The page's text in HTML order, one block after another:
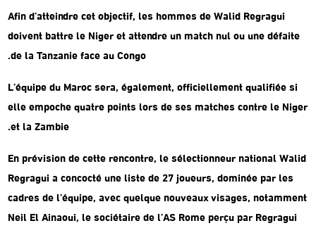
Afin d’atteindre cet objectif, les hommes de Walid Regragui
doivent battre le Niger et attendre un match nul ou une défaite
de la Tanzanie face au Congo.
L’équipe du Maroc sera, également, officiellement qualifiée si
elle empoche quatre points lors de ses matches contre le Niger
et la Zambie.
En prévision de cette rencontre, le sélectionneur national Walid
Regragui a concocté une liste de 27 joueurs, dominée par les
cadres de l’équipe, avec quelque nouveaux visages, notamment
Neil El Ainaoui, le sociétaire de l’AS Rome perçu par Regragui